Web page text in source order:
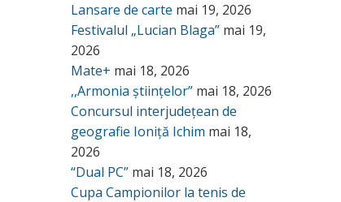
Lansare de carte mai 19, 2026
Festivalul „Lucian Blaga” mai 19,
2026
Mate+ mai 18, 2026
,,Armonia științelor” mai 18, 2026
Concursul interjudețean de
geografie Ioniță Ichim mai 18,
2026
“Dual PC” mai 18, 2026
Cupa Campionilor la tenis de